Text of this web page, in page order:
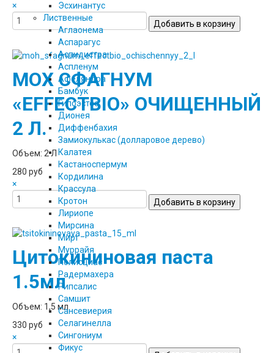
Эсхинантус
Лиственные
Аглаонема
Аспарагус
Аспидистра
Аспленум
Афеляндра
Бамбук
Гипоэстес
Дионея
Диффенбахия
Замиокулькас (долларовое дерево)
Калатея
Кастаноспермум
Кордилина
Крассула
Кротон
Лириопе
Мирсина
Мирт
Муррайя
Полисциас
Радермахера
Рипсалис
Самшит
Сансевиерия
Селагинелла
Сингониум
Фикус
×
МОХ СФАГНУМ
«EFFECTBIO» ОЧИЩЕННЫЙ
2 Л.
Объем: 2 Л
280 руб
×
Цитокининовая паста
1.5мл
Объем: 1,5 мл
330 руб
×